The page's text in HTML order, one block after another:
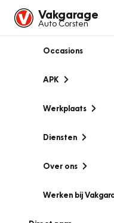
Vakgarage
Auto Corsten
Occasions
APK
Werkplaats
Diensten
Over ons
Werken bij